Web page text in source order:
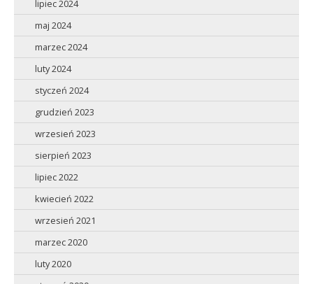
lipiec 2024
maj 2024
marzec 2024
luty 2024
styczeń 2024
grudzień 2023
wrzesień 2023
sierpień 2023
lipiec 2022
kwiecień 2022
wrzesień 2021
marzec 2020
luty 2020